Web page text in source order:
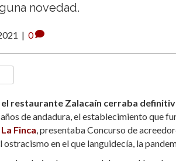
novedad.
| 0
el restaurante Zalacaín cerraba
de andadura, el establecimiento que
Finca, presentaba Concurso de
en el que languidecía, la